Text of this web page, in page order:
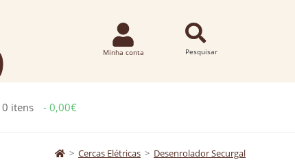
0 itens 0,00€
> Cercas Elétricas > Desenrolador Securgal